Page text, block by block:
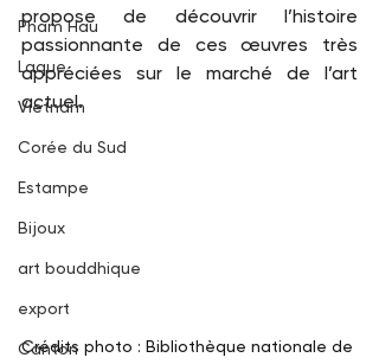
Pham Hau
Laque
Vietnam
Corée du Sud
Estampe
Bijoux
art bouddhique
export
Canton
propose de découvrir l’histoire
passionnante de ces œuvres très
appréciées sur le marché de l’art
actuel.
Crédits photo : Bibliothèque nationale de